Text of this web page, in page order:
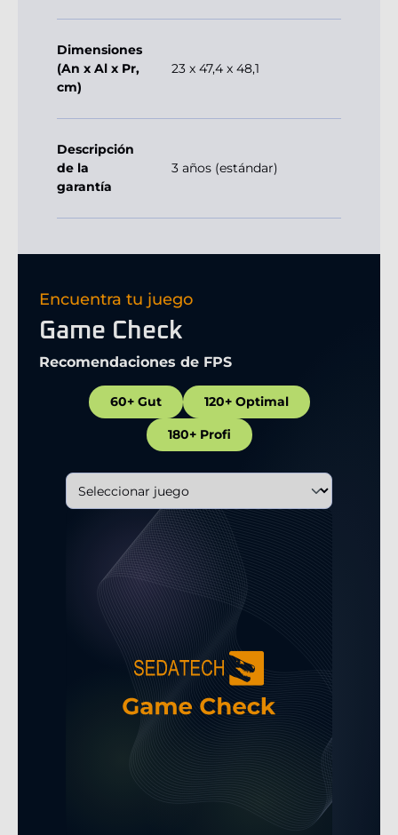
Dimensiones
(An x Al x Pr,
cm)
23 x 47,4 x 48,1
Descripción
de la
garantía
3 años (estándar)
Encuentra tu juego
Game Check
Recomendaciones de FPS
60+ Gut 120+ Optimal
180+ Profi